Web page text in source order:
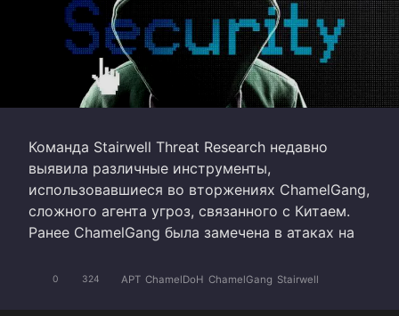
Команда Stairwell Threat Research недавно
выявила различные инструменты,
использовавшиеся во вторжениях ChamelGang,
сложного агента угроз, связанного с Китаем.
Ранее ChamelGang была замечена в атаках на
0 324 APT ChamelDoH ChamelGang Stairwell